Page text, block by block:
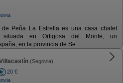
de Peña La Estrella es una casa chalet
situada en Ortigosa del Monte, un
en la provincia de Se ...
(Segovia)
20 €